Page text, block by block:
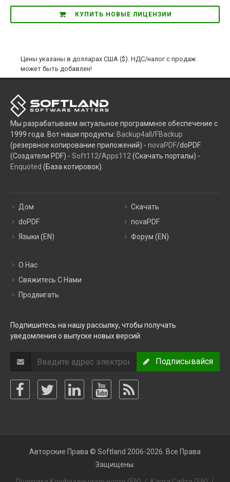
КУПИТЬ НОВЫЕ ЛИЦЕНЗИИ
Цены указаны в долларах США ($). НДС/налог с продаж
может быть добавлен!
Мы разрабатываем актуальное программное обеспечение с
1999 года. Вот наши продукты: Backup4all /FBackup
(резервное копирование приложений) - novaPDF/doPDF
(Создатели PDF) - Soft112/Apps112 (Скачать порталы) -
Enquoted (База котировок).
Дом
doPDF
Языки (EN)
Скачать
novaPDF
Форум (EN)
О Нас
Свяжитесь С Нами
Продвигать
Подпишитесь на нашу рассылку, чтобы получать
уведомления о выпуске новых версий:
Подписывайся
Авторские Права © Softland 2006-2026. Все Права
Защищены.